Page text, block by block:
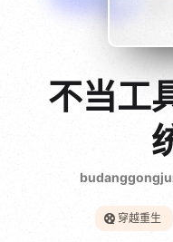
{if
28短剧
不当工
穿越重生